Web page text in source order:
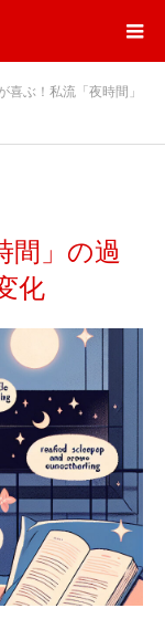
喜ぶ！私流「夜時間」
間」の過
化